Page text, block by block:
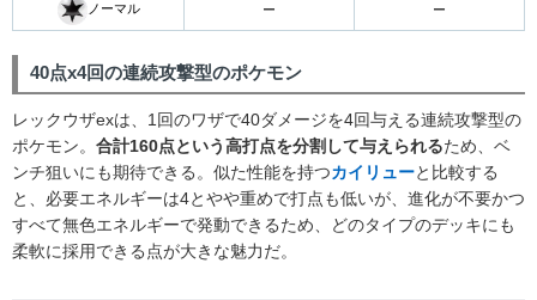
ノーマル ー ー
40点x4回の連続攻撃型のポケモン
レックウザexは、1回のワザで40ダメージを4回与える連続攻撃型の
ポケモン。 合計160点という高打点を分割して与えられるため、ベ
ンチ狙いにも期待できる。似た性能を持つカイリューと比較する
と、必要エネルギーは4とやや重めで打点も低いが、進化が不要かつ
すべて無色エネルギーで発動できるため、どのタイプのデッキにも
柔軟に採用できる点が大きな魅力だ。